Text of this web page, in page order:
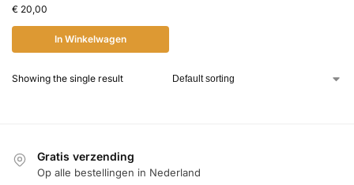
€ 20,00
In Winkelwagen
Showing the single result
Gratis verzending
Op alle bestellingen in Nederland